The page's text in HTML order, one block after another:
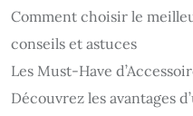
Comment choisir le
conseils et astuces
Les Must-Have
Découvrez les avantages